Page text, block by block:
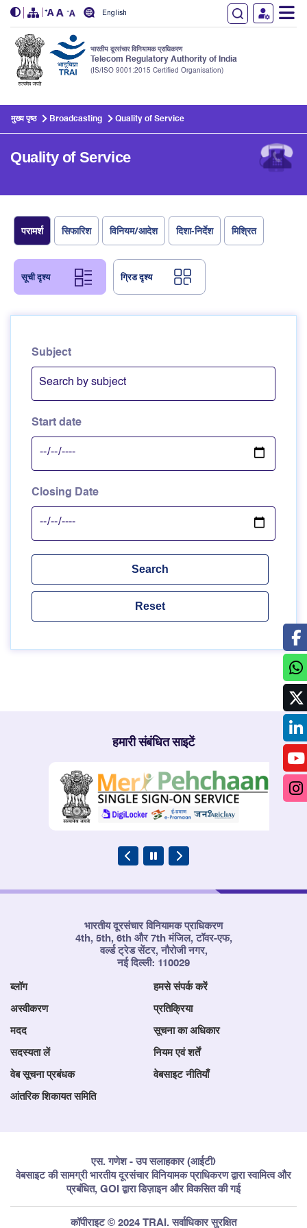
English
भारतीय दूरसंचार विनियामक प्राधिकरण
Telecom Regulatory Authority of India
(IS/ISO 9001:2015 Certified Organisation)
मुख्य पृष्ठ Broadcasting Quality of Service
Quality of Service
परामर्श सिफारिश विनियम/आदेश दिशा-निर्देश मिश्रित
सूची दृश्य ग्रिड दृश्य
Subject
Start date
Closing Date
हमारी संबंधित साइटें
भारतीय दूरसंचार विनियामक प्राधिकरण
4th, 5th, 6th और 7th मंजिल, टॉवर-एफ,
वर्ल्ड ट्रेड सेंटर, नौरोजी नगर,
नई दिल्ली: 110029
ब्लॉग हमसे संपर्क करें
अस्वीकरण प्रतिक्रिया
मदद सूचना का अधिकार
सदस्यता लें नियम एवं शर्तें
वेब सूचना प्रबंधक वेबसाइट नीतियाँ
आंतरिक शिकायत समिति
एस. गणेश - उप सलाहकार (आईटी)
वेबसाइट की सामग्री भारतीय दूरसंचार विनियामक प्राधिकरण द्वारा स्वामित्व और
प्रबंधित, GOI द्वारा डिज़ाइन और विकसित की गई
कॉपीराइट © 2024 TRAI. सर्वाधिकार सुरक्षित